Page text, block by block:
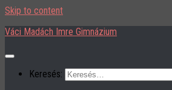
Skip to content
Váci Madách Imre Gimnázium
Keresés: